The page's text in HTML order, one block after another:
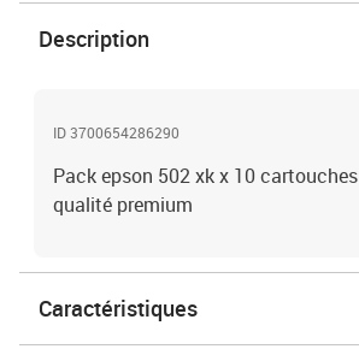
Description
ID 3700654286290
Pack epson 502 xk x 10 cartouches
qualité premium
Caractéristiques